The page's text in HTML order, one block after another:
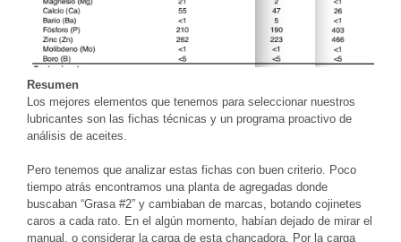
Resumen
Los mejores elementos que tenemos para seleccionar nuestros
lubricantes son las fichas técnicas y un programa proactivo de
análisis de aceites.
Pero tenemos que analizar estas fichas con buen criterio. Poco
tiempo atrás encontramos una planta de agregadas donde
buscaban “Grasa #2” y cambiaban de marcas, botando cojinetes
caros a cada rato. En el algún momento, habían dejado de mirar el
manual, o considerar la carga de esta chancadora. Por la carga